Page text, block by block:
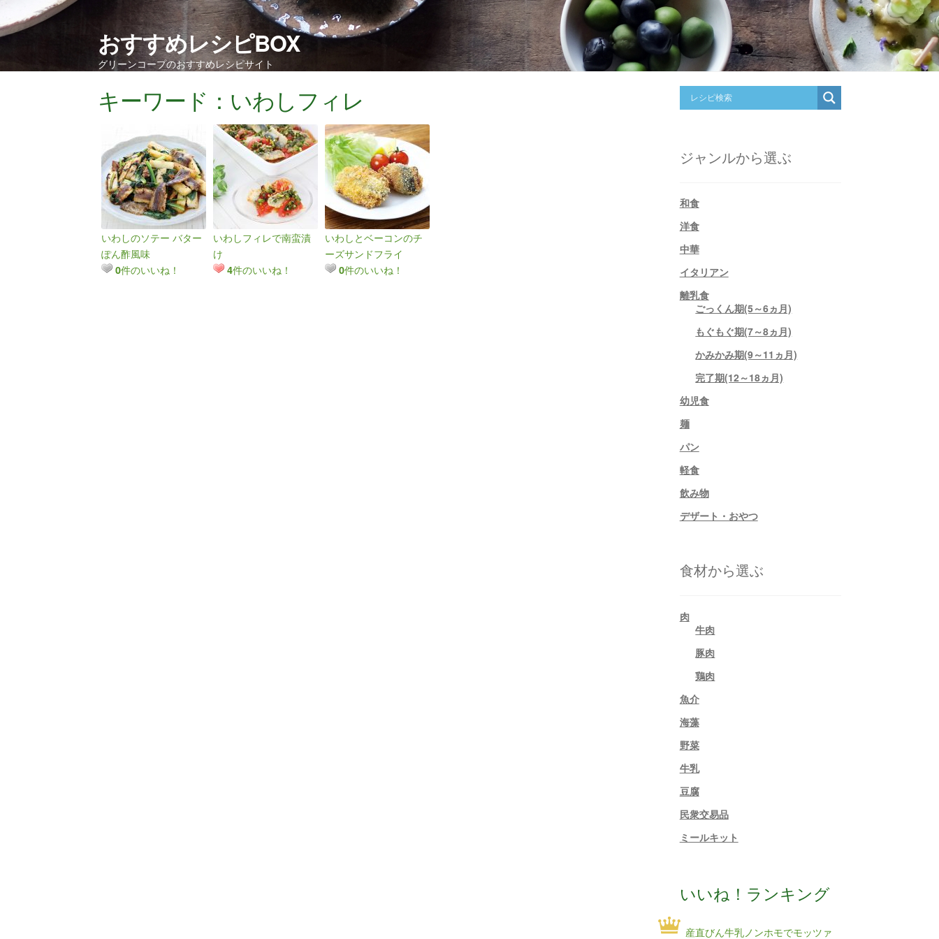
おすすめレシピBOX
グリーンコープのおすすめレシピサイト
キーワード：いわしフィレ
いわしのソテー バター
ぽん酢風味
0件のいいね！
いわしフィレで南蛮漬
け
4件のいいね！
いわしとベーコンのチ
ーズサンドフライ
0件のいいね！
ジャンルから選ぶ
和食
洋食
中華
イタリアン
離乳食
ごっくん期(5～6ヵ月)
もぐもぐ期(7～8ヵ月)
かみかみ期(9～11ヵ月)
完了期(12～18ヵ月)
幼児食
麺
パン
軽食
飲み物
デザート・おやつ
食材から選ぶ
肉
牛肉
豚肉
鶏肉
魚介
海藻
野菜
牛乳
豆腐
民衆交易品
ミールキット
いいね！ランキング
産直びん牛乳ノンホモでモッツァ